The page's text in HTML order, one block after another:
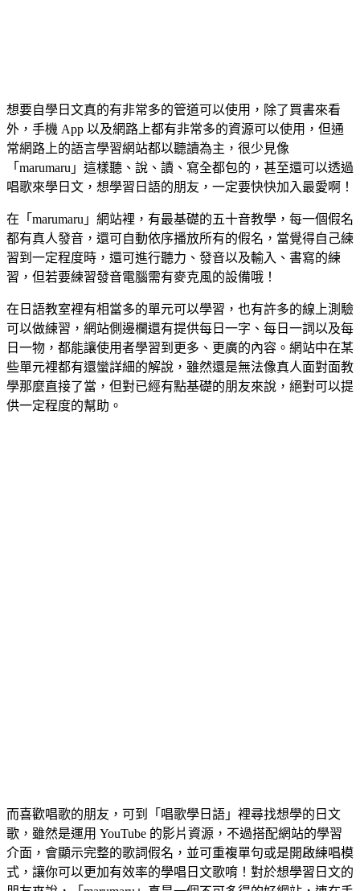
想要自學日文真的有非常多的管道可以使用，除了買書來看
外，手機 App 以及網路上都有非常多的資源可以使用，但通
常網路上的語言學習網站都以聽讀為主，很少見像
「marumaru」這樣聽、說、讀、寫全都包的，甚至還可以透過
唱歌來學日文，想學習日語的朋友，一定要快快加入最愛啊！
在「marumaru」網站裡，有最基礎的五十音教學，每一個假名
都有真人發音，還可自動依序播放所有的假名，當覺得自己練
習到一定程度時，還可進行聽力、發音以及輸入、書寫的練
習，但若要練習發音電腦需有麥克風的設備哦！
在日語教室裡有相當多的單元可以學習，也有許多的線上測驗
可以做練習，網站側邊欄還有提供每日一字、每日一詞以及每
日一物，都能讓使用者學習到更多、更廣的內容。網站中在某
些單元裡都有還蠻詳細的解說，雖然還是無法像真人面對面教
學那麼直接了當，但對已經有點基礎的朋友來說，絕對可以提
供一定程度的幫助。
而喜歡唱歌的朋友，可到「唱歌學日語」裡尋找想學的日文
歌，雖然是運用 YouTube 的影片資源，不過搭配網站的學習
介面，會顯示完整的歌詞假名，並可重複單句或是開啟練唱模
式，讓你可以更加有效率的學唱日文歌唷！對於想學習日文的